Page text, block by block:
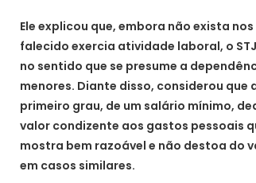
Ele explicou que, embora não exista
falecido exercia atividade laboral, o
no sentido que se presume a
menores. Diante disso, considerou que
primeiro grau, de um salário mínimo,
valor condizente aos gastos pessoais
mostra bem razoável e não destoa do
em casos similares.